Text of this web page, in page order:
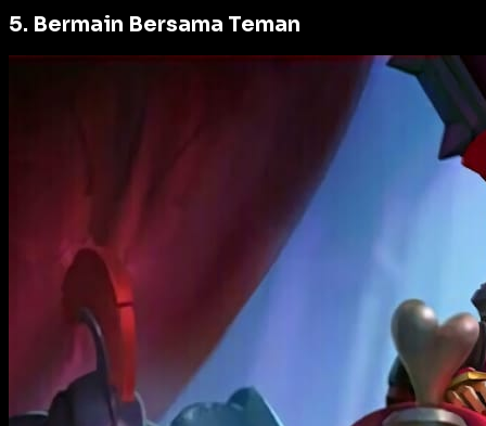
5. Bermain Bersama Teman